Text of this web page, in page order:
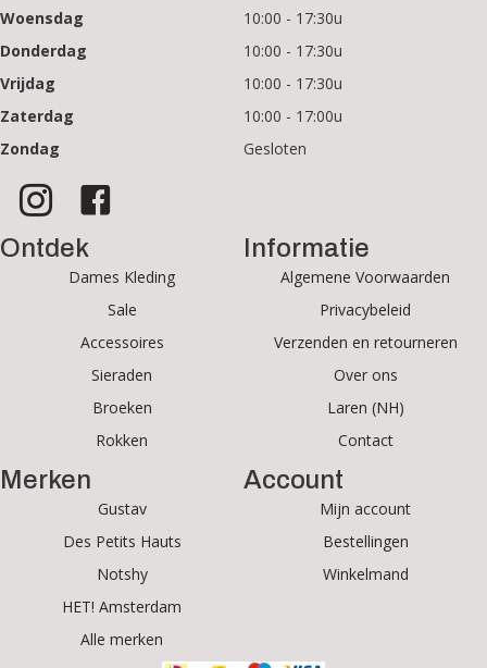
Woensdag
10:00 - 17:30u
Donderdag
10:00 - 17:30u
Vrijdag
10:00 - 17:30u
Zaterdag
10:00 - 17:00u
Zondag
Gesloten
Ontdek
Dames Kleding
Sale
Accessoires
Sieraden
Broeken
Rokken
Merken
Gustav
Des Petits Hauts
Notshy
HET! Amsterdam
Alle merken
Informatie
Algemene Voorwaarden
Privacybeleid
Verzenden en retourneren
Over ons
Laren (NH)
Contact
Account
Mijn account
Bestellingen
Winkelmand